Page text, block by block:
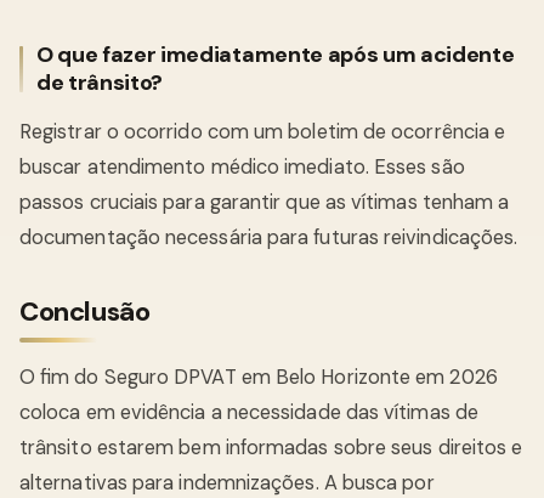
O que fazer imediatamente após um acidente
de trânsito?
Registrar o ocorrido com um boletim de ocorrência e
buscar atendimento médico imediato. Esses são
passos cruciais para garantir que as vítimas tenham a
documentação necessária para futuras reivindicações.
Conclusão
O fim do Seguro DPVAT em Belo Horizonte em 2026
coloca em evidência a necessidade das vítimas de
trânsito estarem bem informadas sobre seus direitos e
alternativas para indemnizações. A busca por